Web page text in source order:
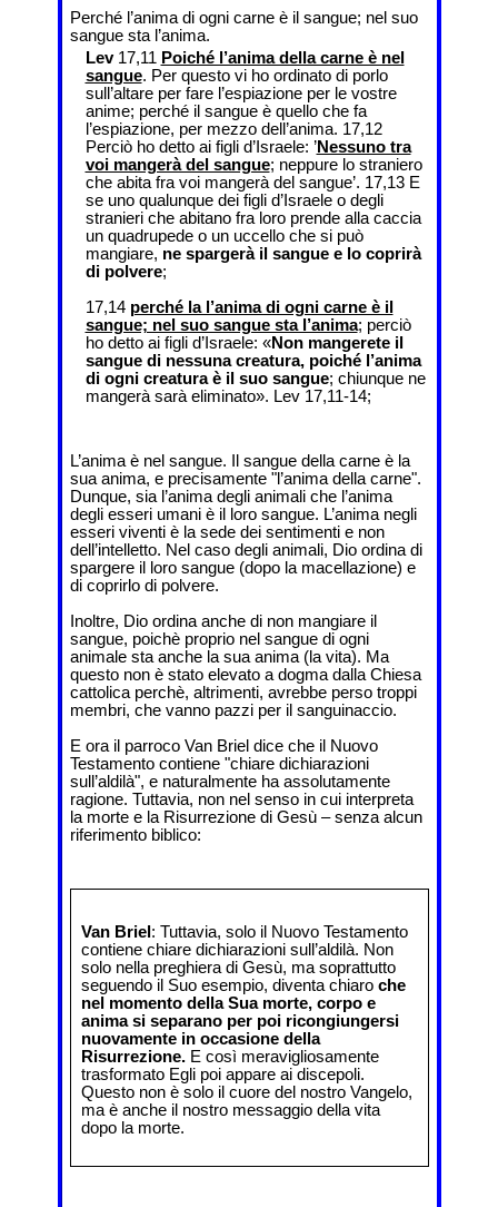
Perché l’anima di ogni carne è il sangue; nel suo
sangue sta l’anima.
Lev17,11 Poiché l’anima della carne è nel
sangue. Per questo vi ho ordinato di porlo
sull’altare per fare l’espiazione per le vostre
anime; perché il sangue è quello che fa
l’espiazione, per mezzo dell’anima. 17,12
Perciò ho detto ai figli d’Israele: ’Nessuno tra
voi mangerà del sangue; neppure lo straniero
che abita fra voi mangerà del sangue’. 17,13 E
se uno qualunque dei figli d’Israele o degli
stranieri che abitano fra loro prende alla caccia
un quadrupede o un uccello che si può
mangiare, ne spargerà il sangue e lo coprirà
di polvere;
17,14 perché la l’anima di ogni carne è il
sangue; nel suo sangue sta l’anima; perciò
ho detto ai figli d’Israele: «Non mangerete il
sangue di nessuna creatura, poiché l’anima
di ogni creatura è il suo sangue; chiunque ne
mangerà sarà eliminato». Lev 17,11-14;
L’anima è nel sangue. Il sangue della carne è la
sua anima, e precisamente "l’anima della carne".
Dunque, sia l’anima degli animali che l’anima
degli esseri umani è il loro sangue. L’anima negli
esseri viventi è la sede dei sentimenti e non
dell’intelletto. Nel caso degli animali, Dio ordina di
spargere il loro sangue (dopo la macellazione) e
di coprirlo di polvere.
Inoltre, Dio ordina anche di non mangiare il
sangue, poichè proprio nel sangue di ogni
animale sta anche la sua anima (la vita). Ma
questo non è stato elevato a dogma dalla Chiesa
cattolica perchè, altrimenti, avrebbe perso troppi
membri, che vanno pazzi per il sanguinaccio.
E ora il parroco Van Briel dice che il Nuovo
Testamento contiene "chiare dichiarazioni
sull’aldilà", e naturalmente ha assolutamente
ragione. Tuttavia, non nel senso in cui interpreta
la morte e la Risurrezione di Gesù – senza alcun
riferimento biblico:
Van Briel : Tuttavia, solo il Nuovo Testamento
contiene chiare dichiarazioni sull’aldilà. Non
solo nella preghiera di Gesù, ma soprattutto
seguendo il Suo esempio, diventa chiaro che
nel momento della Sua morte, corpo e
anima si separano per poi ricongiungersi
nuovamente in occasione della
Risurrezione.E così meravigliosamente
trasformato Egli poi appare ai discepoli.
Questo non è solo il cuore del nostro Vangelo,
ma è anche il nostro messaggio della vita
dopo la morte.